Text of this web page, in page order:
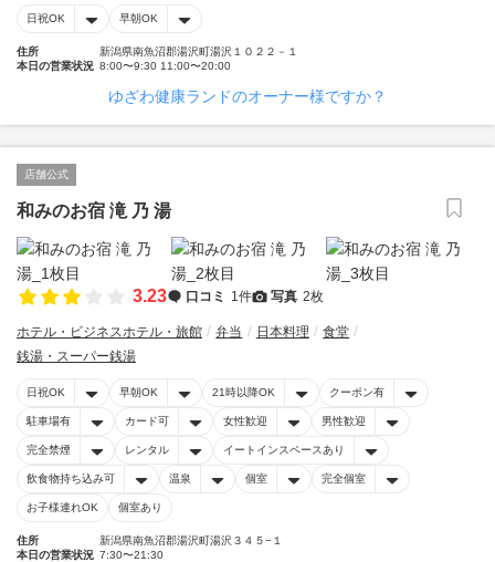
日祝OK 早朝OK
住所
新潟県南魚沼郡湯沢町湯沢１０２２－１
本日の営業状況 8:00〜9:30 11:00〜20:00
ゆざわ健康ランドのオーナー様ですか？
店舗公式
和みのお宿 滝 乃 湯
3.23 口コミ 1件 写真 2枚
ホテル・ビジネスホテル・旅館 弁当 日本料理
食堂
銭湯・スーパー銭湯
日祝OK 早朝OK 21時以降OK クーポン有
駐車場有 カード可 女性歓迎 男性歓迎
完全禁煙 レンタル イートインスペースあり
飲食物持ち込み可 温泉 個室 完全個室
お子様連れOK 個室あり
住所
新潟県南魚沼郡湯沢町湯沢３４５−１
本日の営業状況 7:30〜21:30